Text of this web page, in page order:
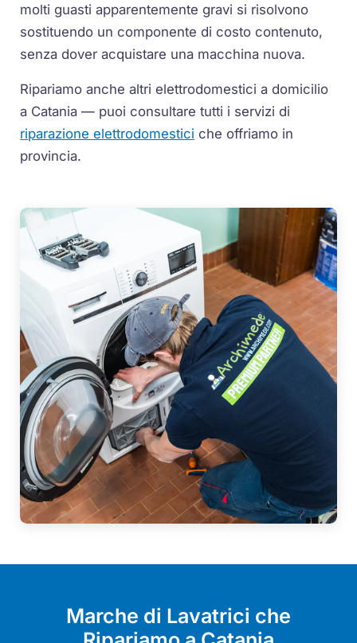
molti guasti apparentemente gravi si risolvono
sostituendo un componente di costo contenuto,
senza dover acquistare una macchina nuova.
Ripariamo anche altri elettrodomestici a domicilio
a Catania — puoi consultare tutti i servizi di
riparazione elettrodomestici che offriamo in
provincia.
Marche di Lavatrici che